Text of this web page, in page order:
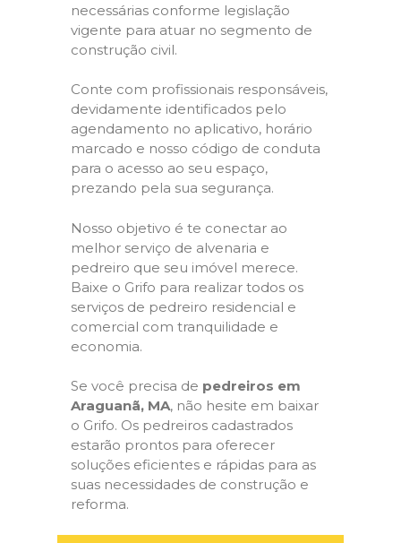
necessárias conforme legislação
vigente para atuar no segmento de
construção civil.
Conte com profissionais responsáveis,
devidamente identificados pelo
agendamento no aplicativo, horário
marcado e nosso código de conduta
para o acesso ao seu espaço,
prezando pela sua segurança.
Nosso objetivo é te conectar ao
melhor serviço de alvenaria e
pedreiro que seu imóvel merece.
Baixe o Grifo para realizar todos os
serviços de pedreiro residencial e
comercial com tranquilidade e
economia.
Se você precisa de pedreiros em
Araguanã, MA, não hesite em baixar
o Grifo. Os pedreiros cadastrados
estarão prontos para oferecer
soluções eficientes e rápidas para as
suas necessidades de construção e
reforma.